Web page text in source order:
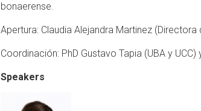
bonaerense.
Apertura: Claudia Alejandra Martinez
Coordinación: PhD Gustavo Tapia (UBA y
Speakers